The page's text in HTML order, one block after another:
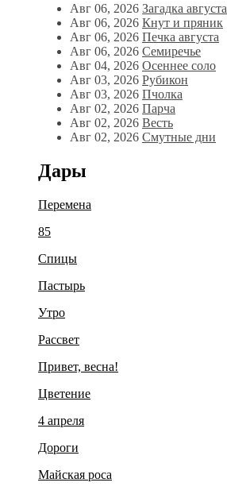
Авг 06, 2026 Загадка августа
Авг 06, 2026 Кнут и пряник
Авг 06, 2026 Печка августа
Авг 06, 2026 Семиречье
Авг 04, 2026 Осеннее соло
Авг 03, 2026 Рубикон
Авг 03, 2026 Пчолка
Авг 02, 2026 Парча
Авг 02, 2026 Весть
Авг 02, 2026 Смутные дни
Дары
Перемена
85
Спицы
Пастырь
Утро
Рассвет
Привет, весна!
Цветение
4 апреля
Дороги
Майская роса